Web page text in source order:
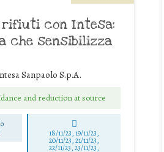
con Intesa:
che sensibilizza
Sanpaolo S.p.A.
and reduction at source
18/11/23, 19/11/23,
20/11/23, 21/11/23,
22/11/23, 23/11/23,